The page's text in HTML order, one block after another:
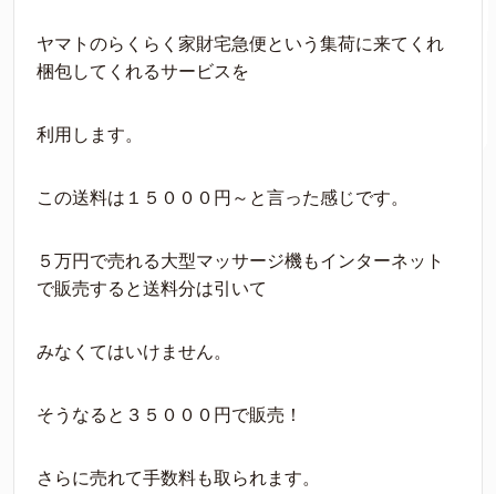
ヤマトのらくらく家財宅急便という集荷に来てくれ
梱包してくれるサービスを
利用します。
この送料は１５０００円～と言った感じです。
５万円で売れる大型マッサージ機もインターネット
で販売すると送料分は引いて
みなくてはいけません。
そうなると３５０００円で販売！
さらに売れて手数料も取られます。